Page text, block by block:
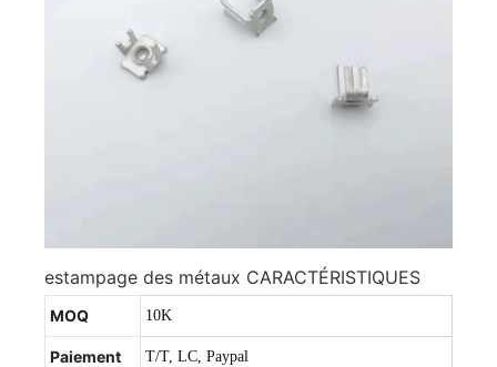
estampage des métaux CARACTÉRISTIQUES
MOQ 10K
Paiement T/T, LC, Paypal